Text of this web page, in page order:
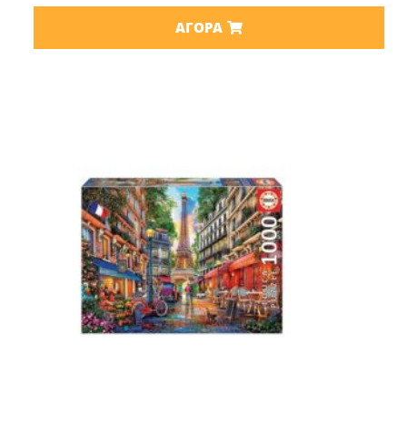
ΑΓΟΡΆ